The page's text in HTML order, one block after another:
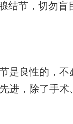
结节，切勿
良性的，不
进，除了手